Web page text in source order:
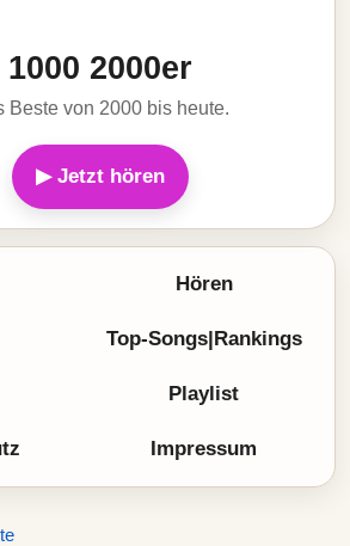
1000 2000er
Beste von 2000 bis heute.
▶ Jetzt hören
Hören
Top-Songs|Rankings
Playlist
Impressum